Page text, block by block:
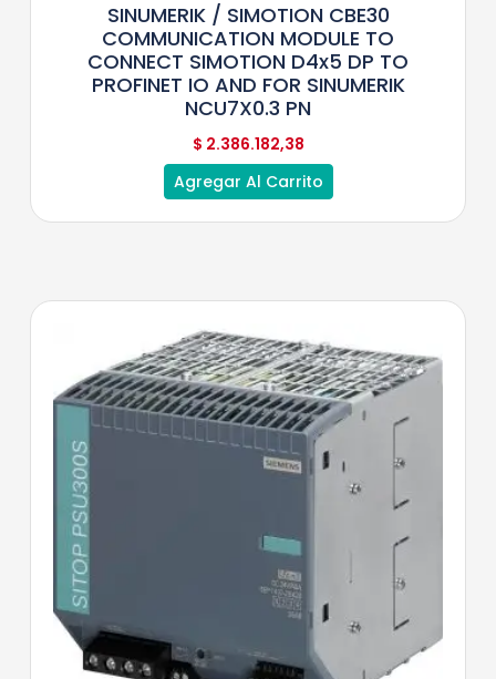
SINUMERIK / SIMOTION CBE30
COMMUNICATION MODULE TO
CONNECT SIMOTION D4x5 DP TO
PROFINET IO AND FOR SINUMERIK
NCU7X0.3 PN
$ 2.386.182,38
Agregar Al Carrito